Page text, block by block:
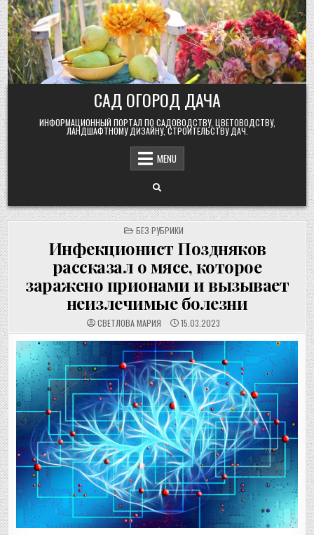
Skip
to
content
САД ОГОРОД ДАЧА
ИНФОРМАЦИОННЫЙ ПОРТАЛ ПО САДОВОДСТВУ, ЦВЕТОВОДСТВУ,
ЛАНДШАФТНОМУ ДИЗАЙНУ, СТРОИТЕЛЬСТВУ ДАЧ.
MENU
POSTED
IN
БЕЗ РУБРИКИ
Инфекционист Поздняков
рассказал о мясе, которое
заражено прионами и вызывает
неизлечимые болезни
СВЕТЛОВА МАРИЯ 15.03.2023